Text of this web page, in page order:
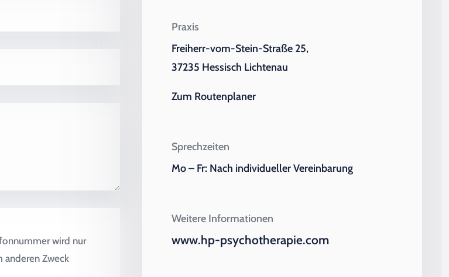
wird nur
anderen Zweck
Praxis
Freiherr-vom-Stein-Straße 25,
37235 Hessisch Lichtenau
Zum Routenplaner
Sprechzeiten
Mo – Fr: Nach individueller Vereinbarung
Weitere Informationen
www.hp-psychotherapie.com